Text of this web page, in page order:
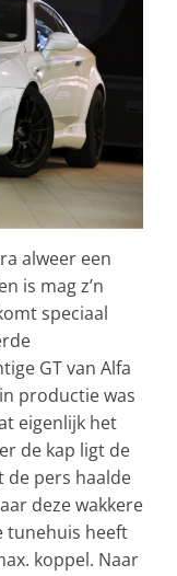
alweer een
is mag z’n
speciaal
GT van Alfa
productie was
eigenlijk het
de kap ligt de
de pers haalde
deze wakkere
tunehuis heeft
koppel. Naar